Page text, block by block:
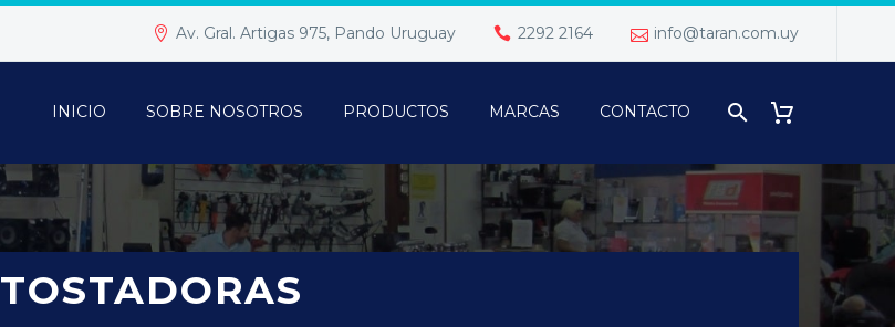
Av. Gral. Artigas 975, Pando Uruguay 2292 2164 info@taran.com.uy
INICIO SOBRE NOSOTROS PRODUCTOS MARCAS CONTACTO
TOSTADORAS